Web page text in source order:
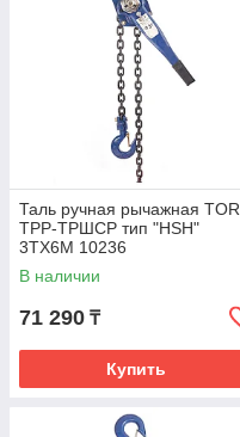
Таль ручная рычажная TOR
ТРР-ТРШСР тип "HSH"
3TХ6М 10236
В наличии
71 290 ₸
Купить